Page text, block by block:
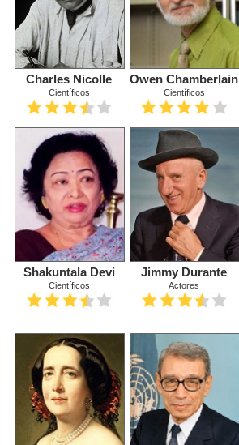
Charles Nicolle
Científicos
Owen Chamberlain
Científicos
Shakuntala Devi
Científicos
Jimmy Durante
Actores